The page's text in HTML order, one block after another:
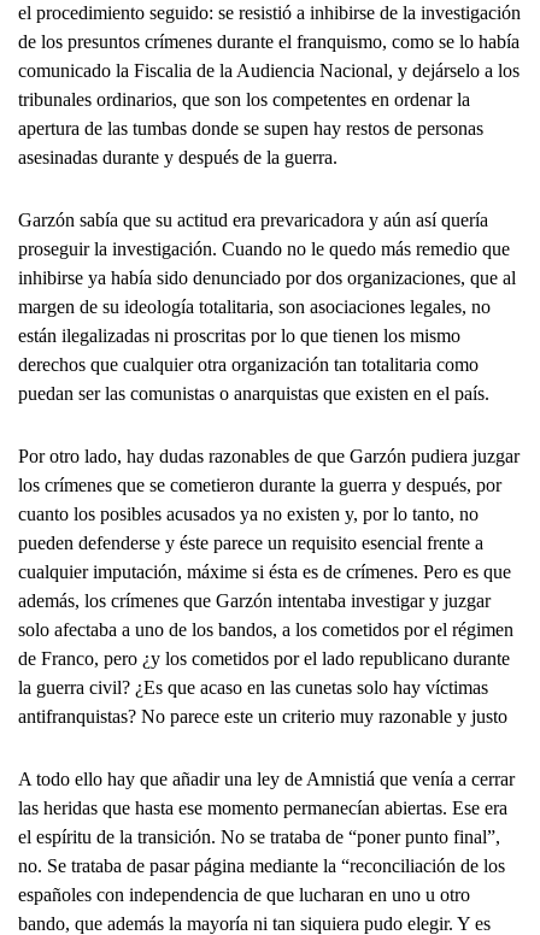
el procedimiento seguido: se resistió a inhibirse de la investigación
de los presuntos crímenes durante el franquismo, como se lo había
comunicado la Fiscalia de la Audiencia Nacional, y dejárselo a los
tribunales ordinarios, que son los competentes en ordenar la
apertura de las tumbas donde se supen hay restos de personas
asesinadas durante y después de la guerra.
Garzón sabía que su actitud era prevaricadora y aún así quería
proseguir la investigación. Cuando no le quedo más remedio que
inhibirse ya había sido denunciado por dos organizaciones, que al
margen de su ideología totalitaria, son asociaciones legales, no
están ilegalizadas ni proscritas por lo que tienen los mismo
derechos que cualquier otra organización tan totalitaria como
puedan ser las comunistas o anarquistas que existen en el país.
Por otro lado, hay dudas razonables de que Garzón pudiera juzgar
los crímenes que se cometieron durante la guerra y después, por
cuanto los posibles acusados ya no existen y, por lo tanto, no
pueden defenderse y éste parece un requisito esencial frente a
cualquier imputación, máxime si ésta es de crímenes. Pero es que
además, los crímenes que Garzón intentaba investigar y juzgar
solo afectaba a uno de los bandos, a los cometidos por el régimen
de Franco, pero ¿y los cometidos por el lado republicano durante
la guerra civil? ¿Es que acaso en las cunetas solo hay víctimas
antifranquistas? No parece este un criterio muy razonable y justo
A todo ello hay que añadir una ley de Amnistiá que venía a cerrar
las heridas que hasta ese momento permanecían abiertas. Ese era
el espíritu de la transición. No se trataba de “poner punto final”,
no. Se trataba de pasar página mediante la “reconciliación de los
españoles con independencia de que lucharan en uno u otro
bando, que además la mayoría ni tan siquiera pudo elegir. Y es